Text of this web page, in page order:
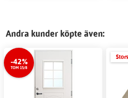
Andra kunder köpte även:
-42%
TOM 15/8